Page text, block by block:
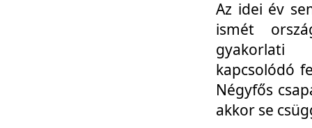
Az idei év
ismét
gyakorlati
kapcsolódó
Négyfős
akkor se